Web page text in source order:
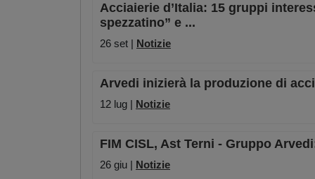
Acciaierie d’Italia: 15 gruppi
spezzatino” e ...
26 set | Notizie
Arvedi inizierà la produzione di
12 lug | Notizie
FIM CISL, Ast Terni - Gruppo
26 giu | Notizie